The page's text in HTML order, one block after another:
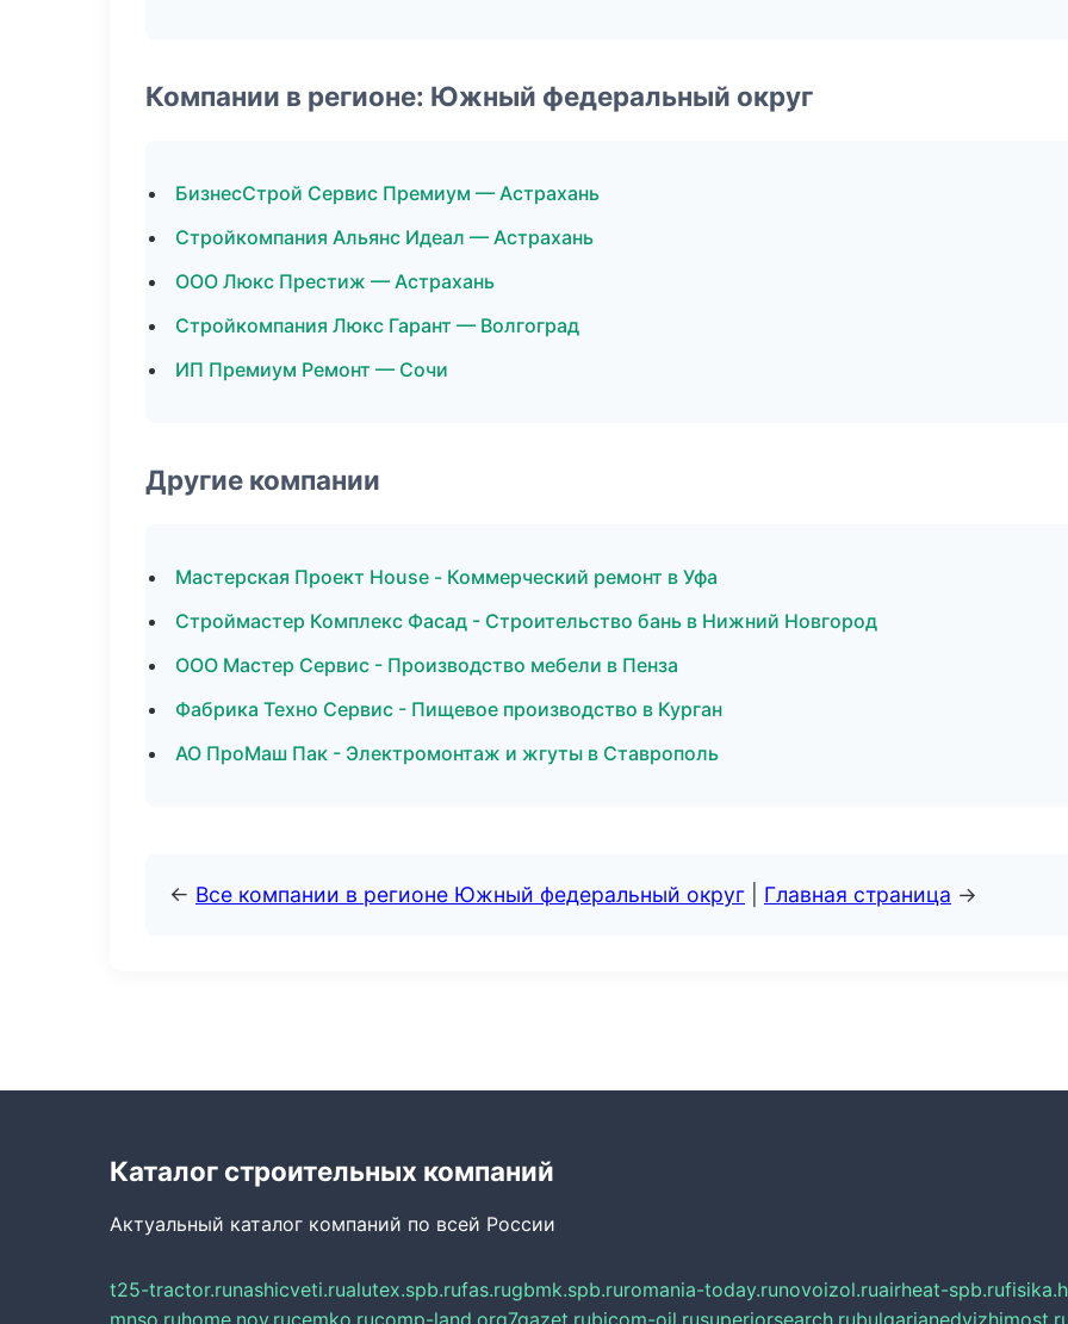
Компании в регионе: Южный федеральный округ
БизнесСтрой Сервис Премиум — Астрахань
Стройкомпания Альянс Идеал — Астрахань
ООО Люкс Престиж — Астрахань
Стройкомпания Люкс Гарант — Волгоград
ИП Премиум Ремонт — Сочи
Другие компании
Мастерская Проект House - Коммерческий ремонт в Уфа
Строймастер Комплекс Фасад - Строительство бань в Нижний Новгород
ООО Мастер Сервис - Производство мебели в Пенза
Фабрика Техно Сервис - Пищевое производство в Курган
АО ПроМаш Пак - Электромонтаж и жгуты в Ставрополь
← Все компании в регионе Южный федеральный округ Главная страница →
Каталог строительных компаний
Актуальный каталог компаний по всей России
t25-tractor.runashicveti.rualutex.spb.rufas.rugbmk.spb.ruromania-today.runovoizol.ruairheat-spb.ru
mnso.ruhome.nov.rucemko.rucomp-land.org7gazet.rubicom-oil.rusuperiorsearch.ru